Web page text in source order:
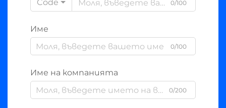
Code 0/100
Име
0/100
Име на компанията
0/200